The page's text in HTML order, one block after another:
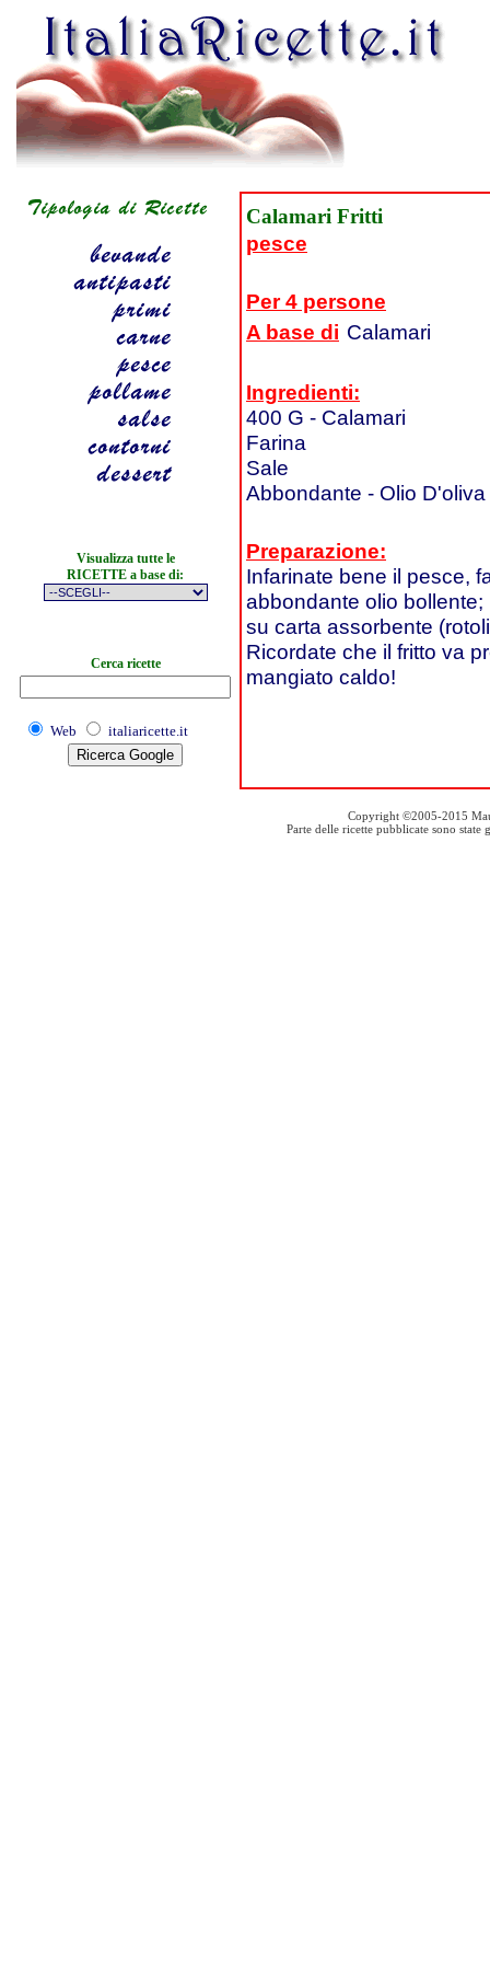
Visualizza tutte le
RICETTE a base di:
Cerca ricette
Web italiaricette.it
Calamari Fritti
pesce
Per 4 persone
A base di Calamari
Ingredienti:
400 G - Calamari
Farina
Sale
Abbondante - Olio D'oliva
Preparazione:
Infarinate bene il pesce,
abbondante olio
su carta assorbente
Ricordate che il fritto va
mangiato caldo!
Copyright ©2005-2015
Parte delle ricette pubblicate sono state